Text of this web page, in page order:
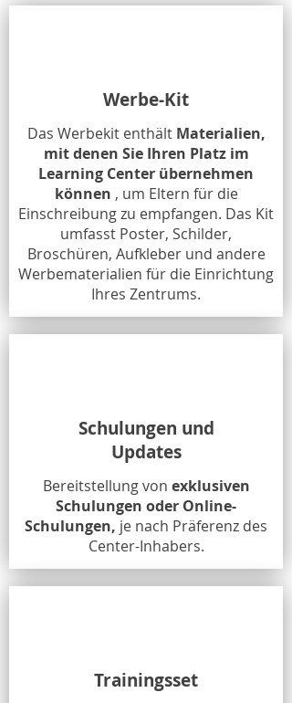
Werbe-Kit
Das Werbekit enthält Materialien,
mit denen Sie Ihren Platz im
Learning Center übernehmen
können , um Eltern für die
Einschreibung zu empfangen. Das Kit
umfasst Poster, Schilder,
Broschüren, Aufkleber und andere
Werbematerialien für die Einrichtung
Ihres Zentrums.
Schulungen und
Updates
Bereitstellung von exklusiven
Schulungen oder Online-
Schulungen, je nach Präferenz des
Center-Inhabers.
Trainingsset